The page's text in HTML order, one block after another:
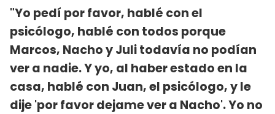
"Yo pedí por favor, hablé con el
psicólogo, hablé con todos porque
Marcos, Nacho y Juli todavía no podían
ver a nadie. Y yo, al haber estado en la
casa, hablé con Juan, el psicólogo, y le
dije 'por favor dejame ver a Nacho'. Yo no